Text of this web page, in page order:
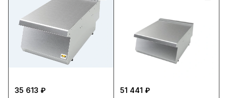
35 613 ₽
51 441 ₽